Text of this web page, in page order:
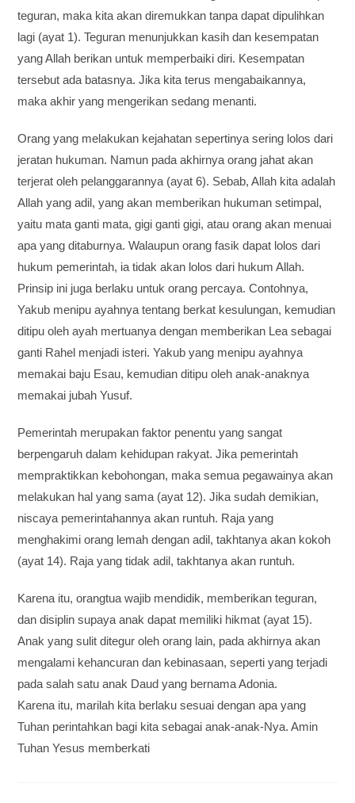
teguran, maka kita akan diremukkan tanpa dapat dipulihkan
lagi (ayat 1). Teguran menunjukkan kasih dan kesempatan
yang Allah berikan untuk memperbaiki diri. Kesempatan
tersebut ada batasnya. Jika kita terus mengabaikannya,
maka akhir yang mengerikan sedang menanti.
Orang yang melakukan kejahatan sepertinya sering lolos dari
jeratan hukuman. Namun pada akhirnya orang jahat akan
terjerat oleh pelanggarannya (ayat 6). Sebab, Allah kita adalah
Allah yang adil, yang akan memberikan hukuman setimpal,
yaitu mata ganti mata, gigi ganti gigi, atau orang akan menuai
apa yang ditaburnya. Walaupun orang fasik dapat lolos dari
hukum pemerintah, ia tidak akan lolos dari hukum Allah.
Prinsip ini juga berlaku untuk orang percaya. Contohnya,
Yakub menipu ayahnya tentang berkat kesulungan, kemudian
ditipu oleh ayah mertuanya dengan memberikan Lea sebagai
ganti Rahel menjadi isteri. Yakub yang menipu ayahnya
memakai baju Esau, kemudian ditipu oleh anak-anaknya
memakai jubah Yusuf.
Pemerintah merupakan faktor penentu yang sangat
berpengaruh dalam kehidupan rakyat. Jika pemerintah
mempraktikkan kebohongan, maka semua pegawainya akan
melakukan hal yang sama (ayat 12). Jika sudah demikian,
niscaya pemerintahannya akan runtuh. Raja yang
menghakimi orang lemah dengan adil, takhtanya akan kokoh
(ayat 14). Raja yang tidak adil, takhtanya akan runtuh.
Karena itu, orangtua wajib mendidik, memberikan teguran,
dan disiplin supaya anak dapat memiliki hikmat (ayat 15).
Anak yang sulit ditegur oleh orang lain, pada akhirnya akan
mengalami kehancuran dan kebinasaan, seperti yang terjadi
pada salah satu anak Daud yang bernama Adonia.
Karena itu, marilah kita berlaku sesuai dengan apa yang
Tuhan perintahkan bagi kita sebagai anak-anak-Nya. Amin
Tuhan Yesus memberkati